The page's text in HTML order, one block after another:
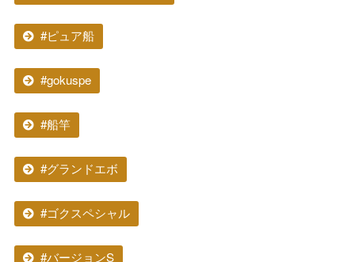
#ピュア船
#gokuspe
#船竿
#グランドエボ
#ゴクスペシャル
#バージョンS